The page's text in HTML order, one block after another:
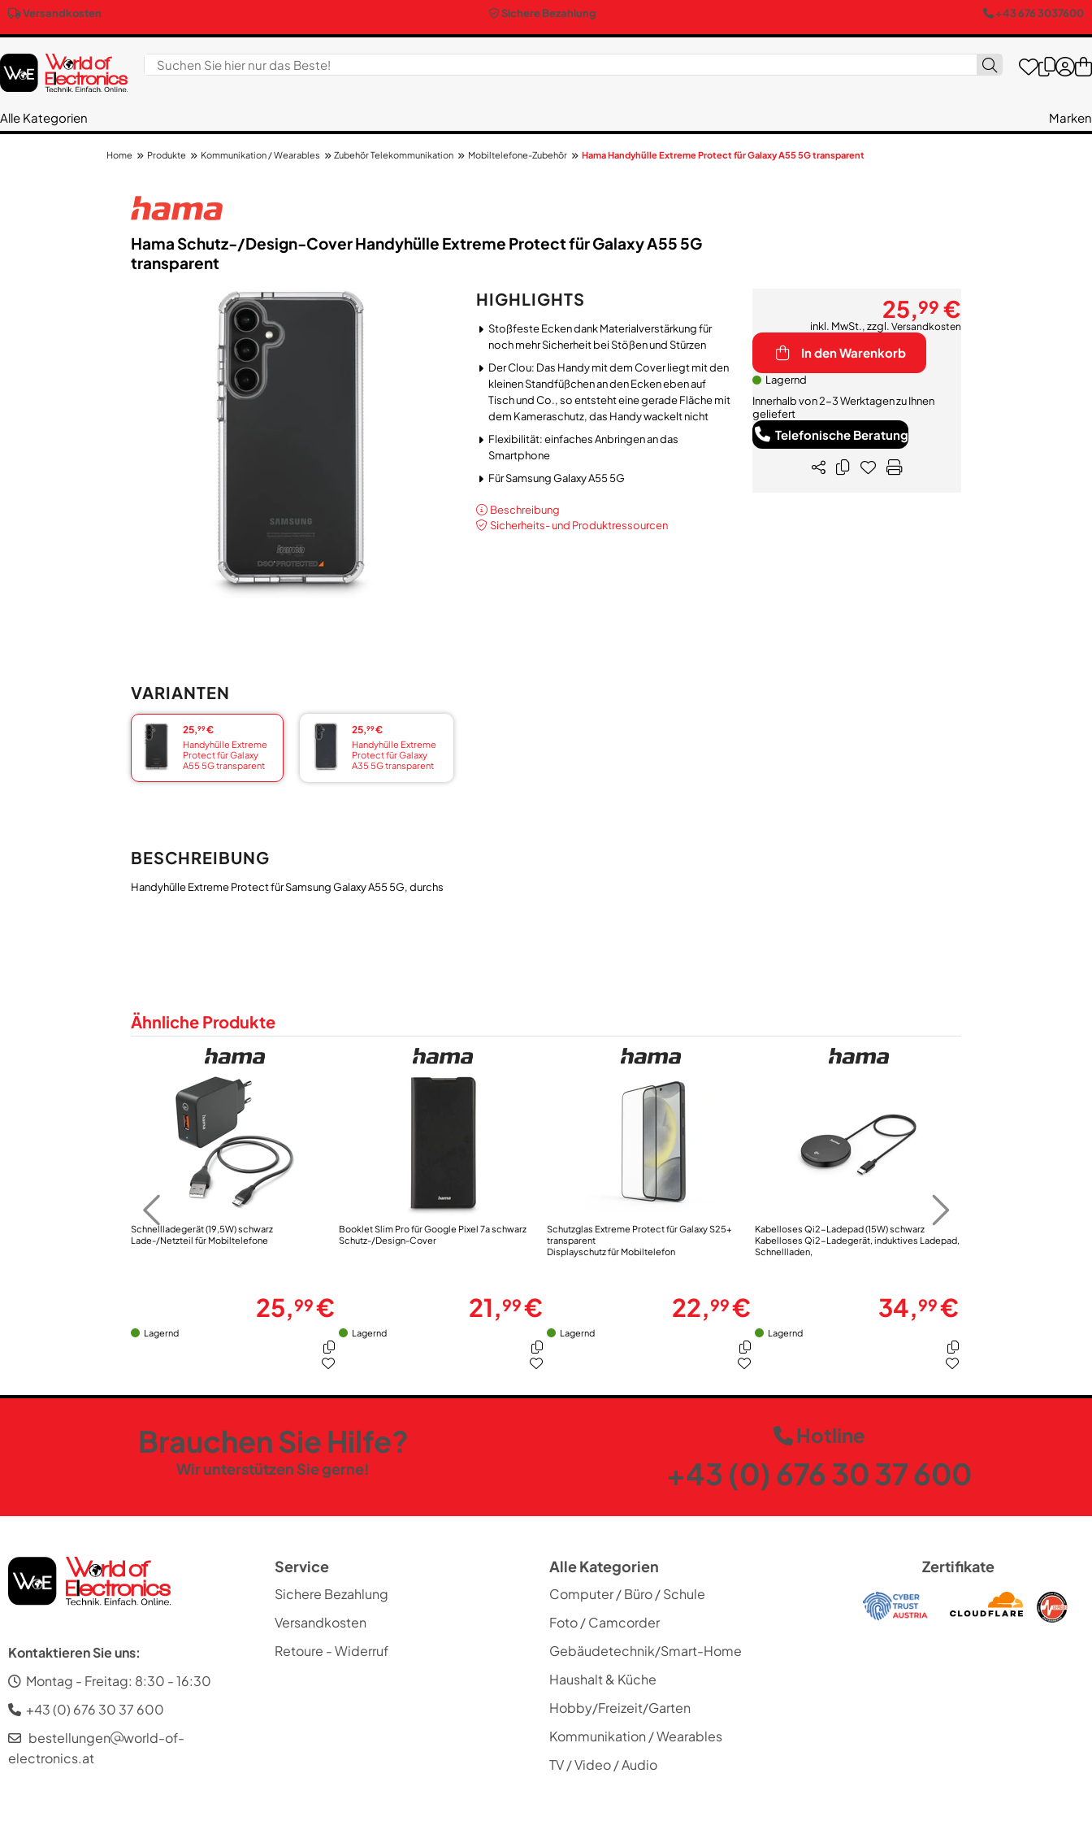
Versandkosten Sichere Bezahlung +43 676 3037600
Alle Kategorien Marken
Home Produkte Kommunikation / Wearables Zubehör Telekommunikation Mobiltelefone-Zubehör Hama Handyhülle Extreme Protect für Galaxy A55 5G transparent
Hama Schutz-/​Design-Cover Handyhülle Extreme Protect für Galaxy A55 5G
transparent
HIGHLIGHTS
Stoßfeste Ecken dank Materialverstärkung für
noch mehr Sicherheit bei Stößen und Stürzen
Der Clou: Das Handy mit dem Cover liegt mit den
kleinen Standfüßchen an den Ecken eben auf
Tisch und Co., so entsteht eine gerade Fläche mit
dem Kameraschutz, das Handy wackelt nicht
Flexibilität: einfaches Anbringen an das
Smartphone
Für Samsung Galaxy A55 5G
Beschreibung
Sicherheits- und Produktressourcen
25,99 €
inkl. MwSt., zzgl. Versandkosten
In den Warenkorb
Lagernd
Innerhalb von 2-3 Werktagen zu Ihnen
geliefert
Telefonische Beratung
VARIANTEN
25,99€
Handyhülle Extreme
Protect für Galaxy
A55 5G transparent
25,99€
Handyhülle Extreme
Protect für Galaxy
A35 5G transparent
BESCHREIBUNG
Ähnliche Produkte
Schnellladegerät (19,5W) schwarz
Lade-/Netzteil für Mobiltelefone
25,99€
Lagernd
Booklet Slim Pro für Google Pixel 7a schwarz
Schutz-/Design-Cover
21,99€
Lagernd
Schutzglas Extreme Protect für Galaxy S25+
transparent
Displayschutz für Mobiltelefon
22,99€
Lagernd
Kabelloses Qi2-Ladepad (15W) schwarz
Kabelloses Qi2-Ladegerät, induktives Ladepad,
Schnellladen,
34,99€
Lagernd
Brauchen Sie Hilfe?
Wir unterstützen Sie gerne!
Hotline
+43 (0) 676 30 37 600
Kontaktieren Sie uns:
Montag - Freitag: 8:30 - 16:30
+43 (0) 676 30 37 600
bestellungen
world-of-
electronics.at
Service
Sichere Bezahlung
Versandkosten
Retoure - Widerruf
Alle Kategorien
Computer / Büro / Schule
Foto / Camcorder
Gebäudetechnik/Smart-Home
Haushalt & Küche
Hobby/Freizeit/Garten
Kommunikation / Wearables
TV / Video / Audio
Zertifikate